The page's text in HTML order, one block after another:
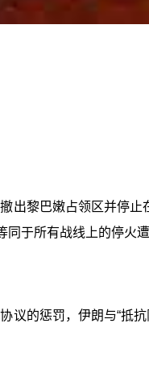
出黎巴嫩占领区并停
同于所有战线上的停火
议的惩罚，伊朗与“抵